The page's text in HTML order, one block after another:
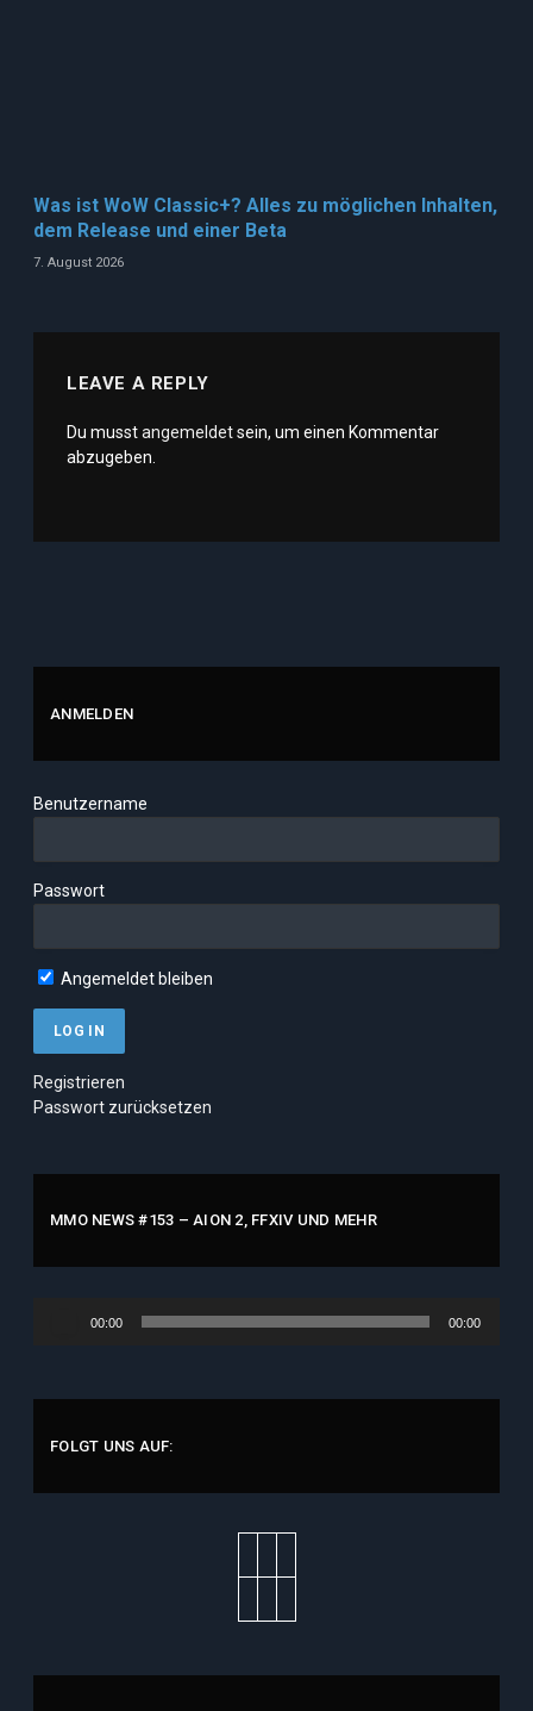
Was ist WoW Classic+? Alles zu möglichen Inhalten,
dem Release und einer Beta
7. August 2026
LEAVE A REPLY
Du musstangemeldetsein, um einen Kommentar
abzugeben.
ANMELDEN
Benutzername
Passwort
Angemeldet bleiben
Registrieren
Passwort zurücksetzen
MMO NEWS #153 – AION 2, FFXIV UND MEHR
00:00 00:00
FOLGT UNS AUF: